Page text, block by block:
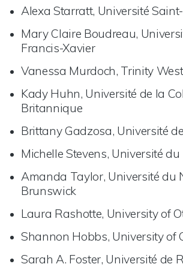
Alexa Starratt, Université
Mary Claire Boudreau,
Francis-Xavier
Vanessa Murdoch, Trinity
Kady Huhn, Université de la
Britannique
Brittany Gadzosa, Université
Michelle Stevens, Université
Amanda Taylor, Université du
Brunswick
Laura Rashotte, University of
Shannon Hobbs, University of
Sarah A. Foster, Université de